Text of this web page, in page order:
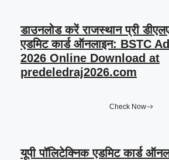
डाउनलोड करें राजस्थान प्री
एडमिट कार्ड ऑनलाइन: BSTC
2026 Online Download at
predeledraj2026.com
Check Now
यूपी पॉलिटेक्निक एडमिट कार्ड